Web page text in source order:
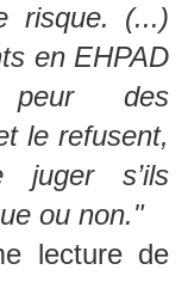
risque. (...)
en EHPAD
des
le refusent,
s’ils
ou non."
lecture de